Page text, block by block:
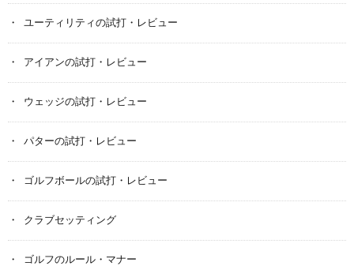
ユーティリティの試打・レビュー
アイアンの試打・レビュー
ウェッジの試打・レビュー
パターの試打・レビュー
ゴルフボールの試打・レビュー
クラブセッティング
ゴルフのルール・マナー